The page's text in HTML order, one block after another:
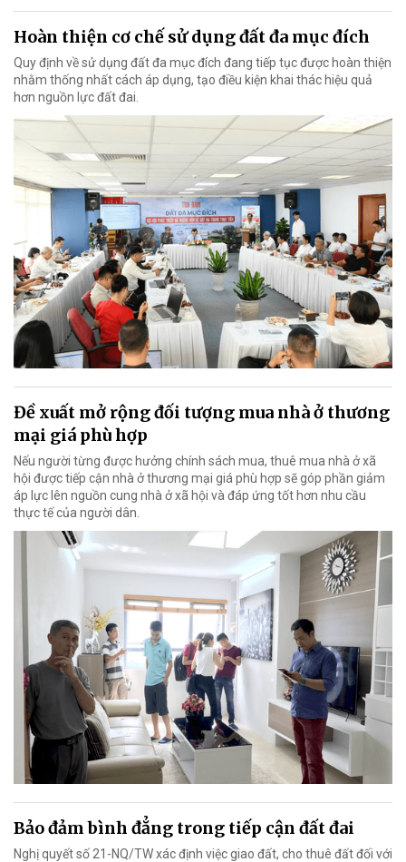
Hoàn thiện cơ chế sử dụng đất đa mục đích
Quy định về sử dụng đất đa mục đích đang tiếp tục được hoàn thiện
nhằm thống nhất cách áp dụng, tạo điều kiện khai thác hiệu quả
hơn nguồn lực đất đai.
Đề xuất mở rộng đối tượng mua nhà ở thương
mại giá phù hợp
Nếu người từng được hưởng chính sách mua, thuê mua nhà ở xã
hội được tiếp cận nhà ở thương mại giá phù hợp sẽ góp phần giảm
áp lực lên nguồn cung nhà ở xã hội và đáp ứng tốt hơn nhu cầu
thực tế của người dân.
Bảo đảm bình đẳng trong tiếp cận đất đai
Nghị quyết số 21-NQ/TW xác định việc giao đất, cho thuê đất đối với